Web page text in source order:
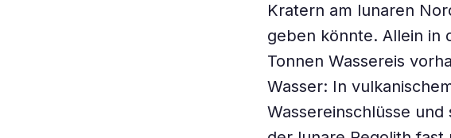
Kratern am lunaren
geben könnte. Allein in
Tonnen Wassereis
Wasser: In
Wassereinschlüsse